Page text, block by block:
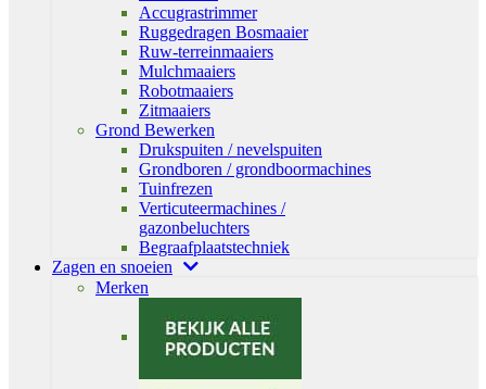
Accugrastrimmer
Ruggedragen Bosmaaier
Ruw-terreinmaaiers
Mulchmaaiers
Robotmaaiers
Zitmaaiers
Grond Bewerken
Drukspuiten / nevelspuiten
Grondboren / grondboormachines
Tuinfrezen
Verticuteermachines /
gazonbeluchters
Begraafplaatstechniek
Zagen en snoeien
Merken